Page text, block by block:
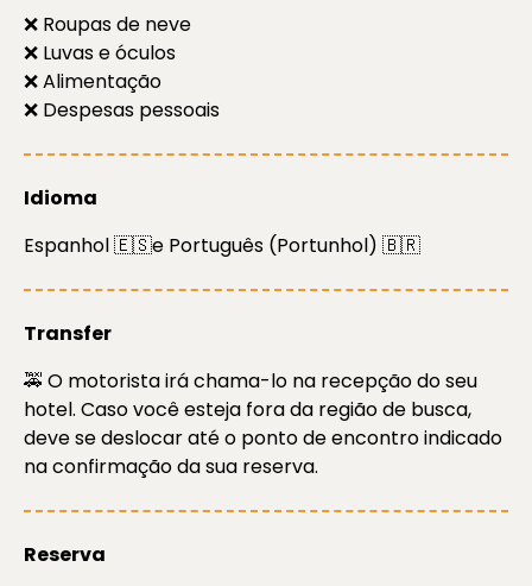
❌ Roupas de neve
❌ Luvas e óculos
❌ Alimentação
❌ Despesas pessoais
Idioma
Espanhol 🇪🇸e Português (Portunhol) 🇧🇷
Transfer
🚕 O motorista irá chama-lo na recepção do seu
hotel. Caso você esteja fora da região de busca,
deve se deslocar até o ponto de encontro indicado
na confirmação da sua reserva.
Reserva